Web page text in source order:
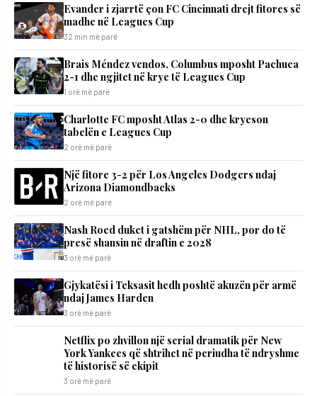
Evander i zjarrtë çon FC Cincinnati drejt fitores së
madhe në Leagues Cup
32 min më parë
Brais Méndez vendos, Columbus mposht Pachuca
2-1 dhe ngjitet në krye të Leagues Cup
1 orë më parë
Charlotte FC mposht Atlas 2-0 dhe kryeson
tabelën e Leagues Cup
2 orë më parë
Një fitore 3-2 për Los Angeles Dodgers ndaj
Arizona Diamondbacks
2 orë më parë
Nash Roed duket i gatshëm për NHL, por do të
presë shansin në draftin e 2028
3 orë më parë
Gjykatësi i Teksasit hedh poshtë akuzën për armë
ndaj James Harden
3 orë më parë
Netflix po zhvillon një serial dramatik për New
York Yankees që shtrihet në periudha të ndryshme
të historisë së ekipit
3 orë më parë